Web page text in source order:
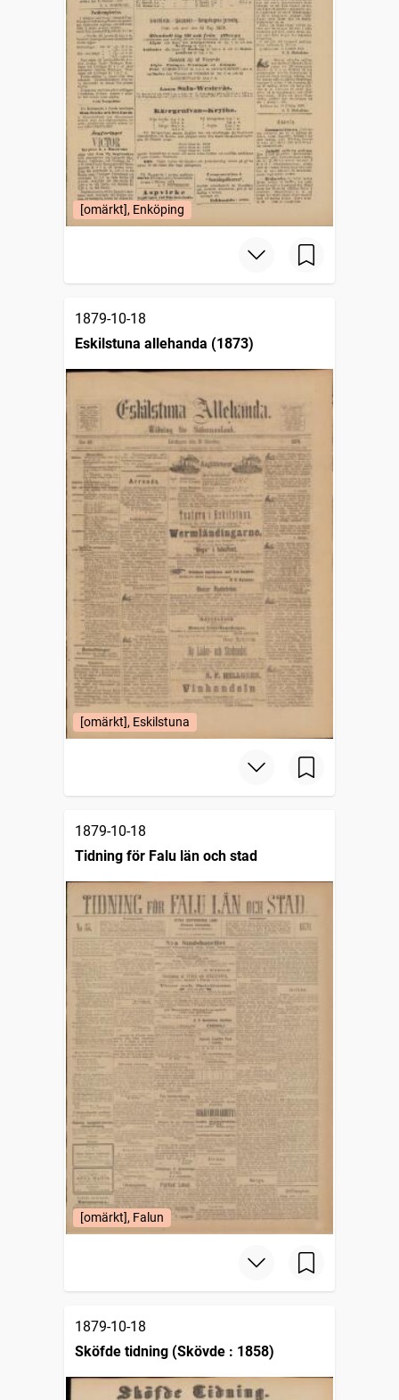
[omärkt], Enköping
1879-10-18
Eskilstuna allehanda (1873)
[omärkt], Eskilstuna
1879-10-18
Tidning för Falu län och stad
[omärkt], Falun
1879-10-18
Sköfde tidning (Skövde : 1858)